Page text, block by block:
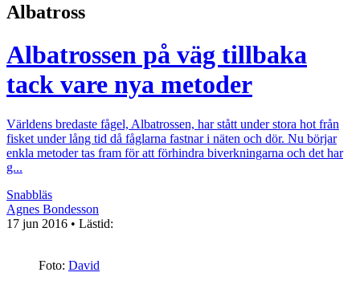
Albatross
Albatrossen på väg tillbaka
tack vare nya metoder
Världens bredaste fågel, Albatrossen, har stått under stora hot från
fisket under lång tid då fåglarna fastnar i näten och dör. Nu börjar
enkla metoder tas fram för att förhindra biverkningarna och det har
g...
Snabbläs
Agnes Bondesson
17 jun 2016 • Lästid:
Foto: David